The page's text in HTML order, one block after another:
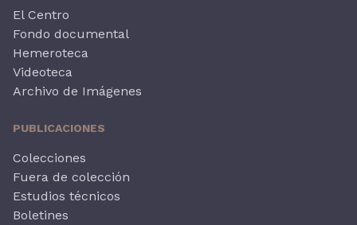
El Centro
Fondo documental
Hemeroteca
Videoteca
Archivo de Imágenes
PUBLICACIONES
Colecciones
Fuera de colección
Estudios técnicos
Boletines